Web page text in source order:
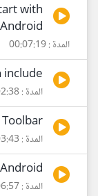
with
Android
المدة : 00:07:19
include
المدة : 00:02:38
Toolbar
المدة : 00:03:43
المدة : 00:06:57